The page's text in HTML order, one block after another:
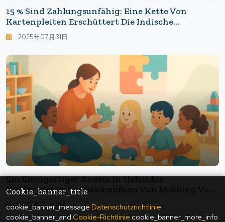
Cookie_banner_title
cookie_banner_message Datenschutzrichtlinie
cookie_banner_and Cookie-Richtlinie cookie_banner_more_info
15 % Sind Zahlungsunfähig: Eine Kette Von
Kartenpleiten Erschüttert Die Indische
Wirtschaft
2025年07月31日
Ein Einzigartiger Ansatz In Helsinkis
Kindergärten Zur Bekämpfung Von Mobbing Von
Kinderbetreuung In Helsinki
2025年08月11日